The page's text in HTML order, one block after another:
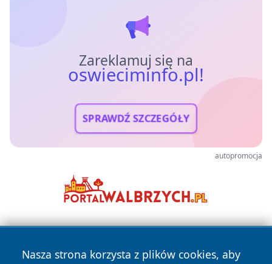
Zareklamuj się na
oswieciminfo.pl!
SPRAWDŹ SZCZEGÓŁY
autopromocja
Nasza strona korzysta z plików cookies, aby